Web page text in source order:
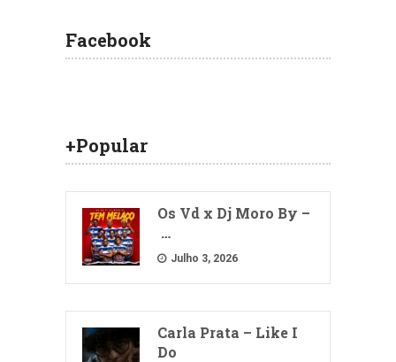
Facebook
+Popular
Os Vd x Dj Moro By –
…
Julho 3, 2026
Carla Prata – Like I
Do